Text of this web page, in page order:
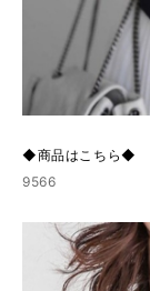
◆商品はこちら◆
9566